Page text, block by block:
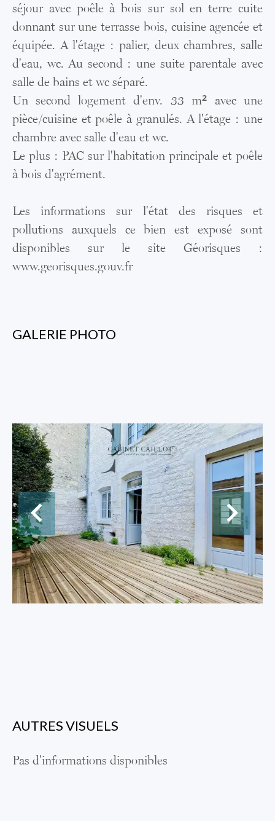
séjour avec poêle à bois sur sol en terre cuite
donnant sur une terrasse bois, cuisine agencée et
équipée. A l'étage : palier, deux chambres, salle
d'eau, wc. Au second : une suite parentale avec
salle de bains et wc séparé.
Un second logement d'env. 33 m² avec une
pièce/cuisine et poêle à granulés. A l'étage : une
chambre avec salle d'eau et wc.
Le plus : PAC sur l'habitation principale et poêle
à bois d'agrément.
Les informations sur l'état des risques et
pollutions auxquels ce bien est exposé sont
disponibles sur le site Géorisques :
www.georisques.gouv.fr
GALERIE PHOTO
AUTRES VISUELS
Pas d'informations disponibles